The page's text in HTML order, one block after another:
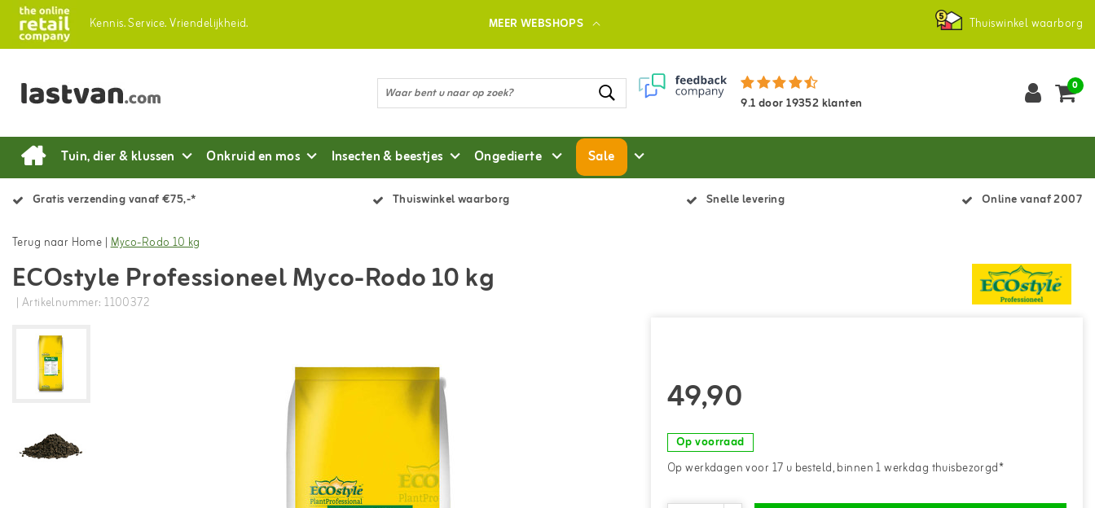
Kennis.Service.Vriendelijkheid. MEER WEBSHOPS Thuiswinkel waarborg
9.1door19352klanten
0
Tuin, dier & klussen Onkruid en mos Insecten & beestjes Ongedierte Sale
Gratis verzending vanaf €75,-* Thuiswinkel waarborg Snelle levering Online vanaf 2007
Terug naar Home |Myco-Rodo 10 kg
ECOstyle Professioneel Myco-Rodo 10 kg
| Artikelnummer: 1100372
49,90
Op voorraad
Op werkdagen voor 17 u besteld, binnen 1 werkdag thuisbezorgd*